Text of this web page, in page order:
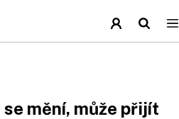
mění, může přijít